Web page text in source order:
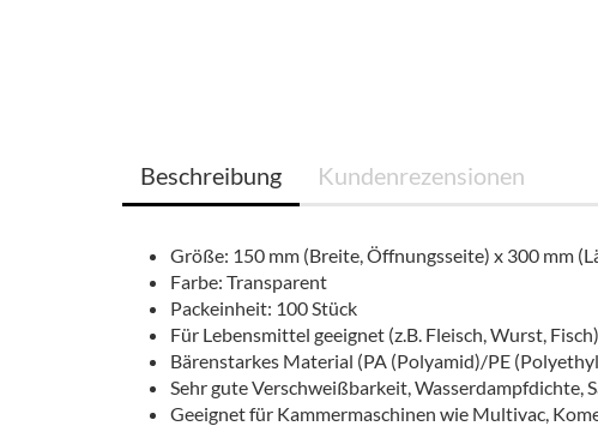
Beschreibung Kundenrezensionen
Größe: 150 mm (Breite, Öffnungsseite) x 300 mm
Farbe: Transparent
Packeinheit: 100 Stück
Für Lebensmittel geeignet (z.B. Fleisch, Wurst, Fisch)
Bärenstarkes Material (PA (Polyamid)/PE
Sehr gute Verschweißbarkeit,
Geeignet für Kammermaschinen wie Multivac,